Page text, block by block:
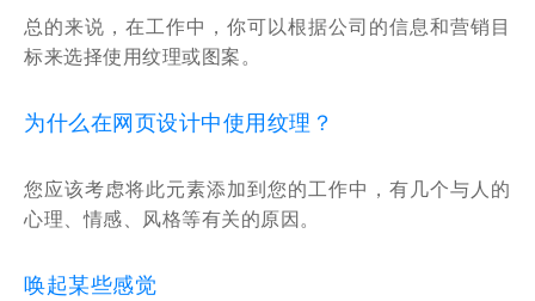
总的来说，在工作中，你可以根据公司的信息和营销目
标来选择使用纹理或图案。
为什么在网页设计中使用纹理？
您应该考虑将此元素添加到您的工作中，有几个与人的
心理、情感、风格等有关的原因。
唤起某些感觉